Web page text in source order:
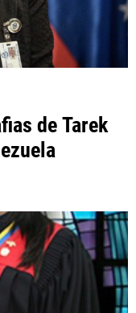
de Tarek